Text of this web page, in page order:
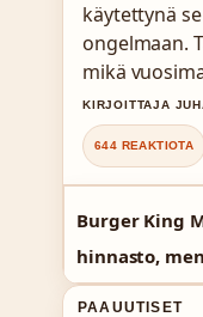
käytettynä
ongelmaan.
mikä
KIRJOITTAJA
644 REAKTIOTA
Burger King
hinnasto,
PAAUUTISET